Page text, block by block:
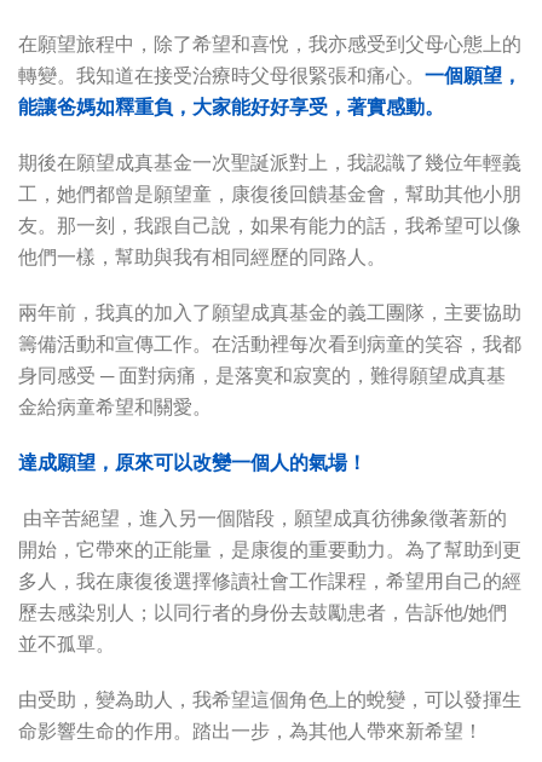
在願望旅程中，除了希望和喜悅，我亦感受到父母心態上的
轉變。我知道在接受治療時父母很緊張和痛心。 一個願望，
能讓爸媽如釋重負，大家能好好享受，著實感動。
期後在願望成真基金一次聖誕派對上，我認識了幾位年輕義
工，她們都曾是願望童，康復後回饋基金會，幫助其他小朋
友。那一刻，我跟自己說，如果有能力的話，我希望可以像
他們一樣，幫助與我有相同經歷的同路人。
兩年前，我真的加入了願望成真基金的義工團隊，主要協助
籌備活動和宣傳工作。在活動裡每次看到病童的笑容，我都
身同感受 ─ 面對病痛，是落寞和寂寞的，難得願望成真基
金給病童希望和關愛。
達成願望，原來可以改變一個人的氣場！
由辛苦絕望，進入另一個階段，願望成真彷彿象徵著新的
開始，它帶來的正能量，是康復的重要動力。為了幫助到更
多人，我在康復後選擇修讀社會工作課程，希望用自己的經
歷去感染別人；以同行者的身份去鼓勵患者，告訴他/她們
並不孤單。
由受助，變為助人，我希望這個角色上的蛻變，可以發揮生
命影響生命的作用。踏出一步，為其他人帶來新希望！